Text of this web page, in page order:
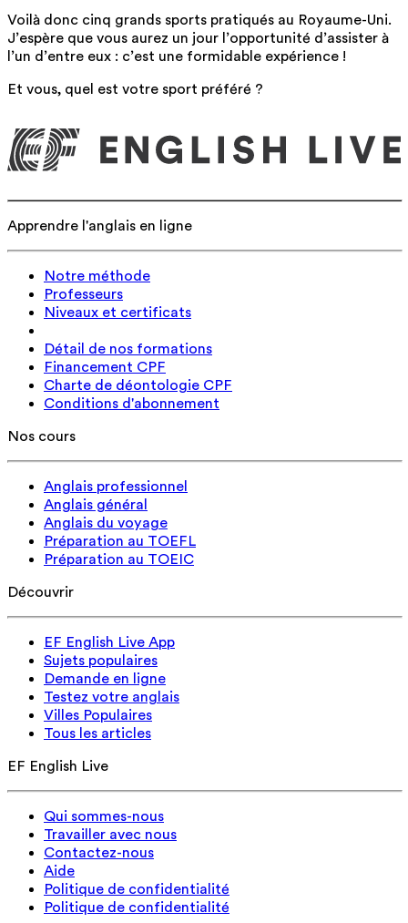
Voilà donc cinq grands sports pratiqués au Royaume-Uni.
J’espère que vous aurez un jour l’opportunité d’assister à
l’un d’entre eux : c’est une formidable expérience !
Et vous, quel est votre sport préféré ?
Apprendre l'anglais en ligne
Notre méthode
Professeurs
Niveaux et certificats
Détail de nos formations
Financement CPF
Charte de déontologie CPF
Conditions d'abonnement
Nos cours
Anglais professionnel
Anglais général
Anglais du voyage
Préparation au TOEFL
Préparation au TOEIC
Découvrir
EF English Live App
Sujets populaires
Demande en ligne
Testez votre anglais
Villes Populaires
Tous les articles
EF English Live
Qui sommes-nous
Travailler avec nous
Contactez-nous
Aide
Politique de confidentialité
Politique de confidentialité